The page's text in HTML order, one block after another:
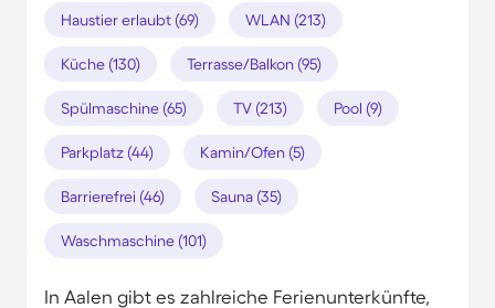
Haustier erlaubt (69) WLAN (213)
Küche (130) Terrasse/Balkon (95)
Spülmaschine (65) TV (213) Pool (9)
Parkplatz (44) Kamin/Ofen (5)
Barrierefrei (46) Sauna (35)
Waschmaschine (101)
In Aalen gibt es zahlreiche Ferienunterkünfte,